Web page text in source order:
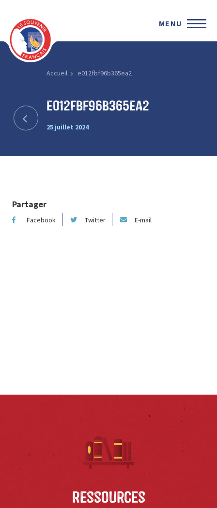
MENU
Accueil e012fbf96b365ea2
e012fbf96b365ea2
25 juillet 2024
Partager
Facebook Twitter E-mail
Ressources